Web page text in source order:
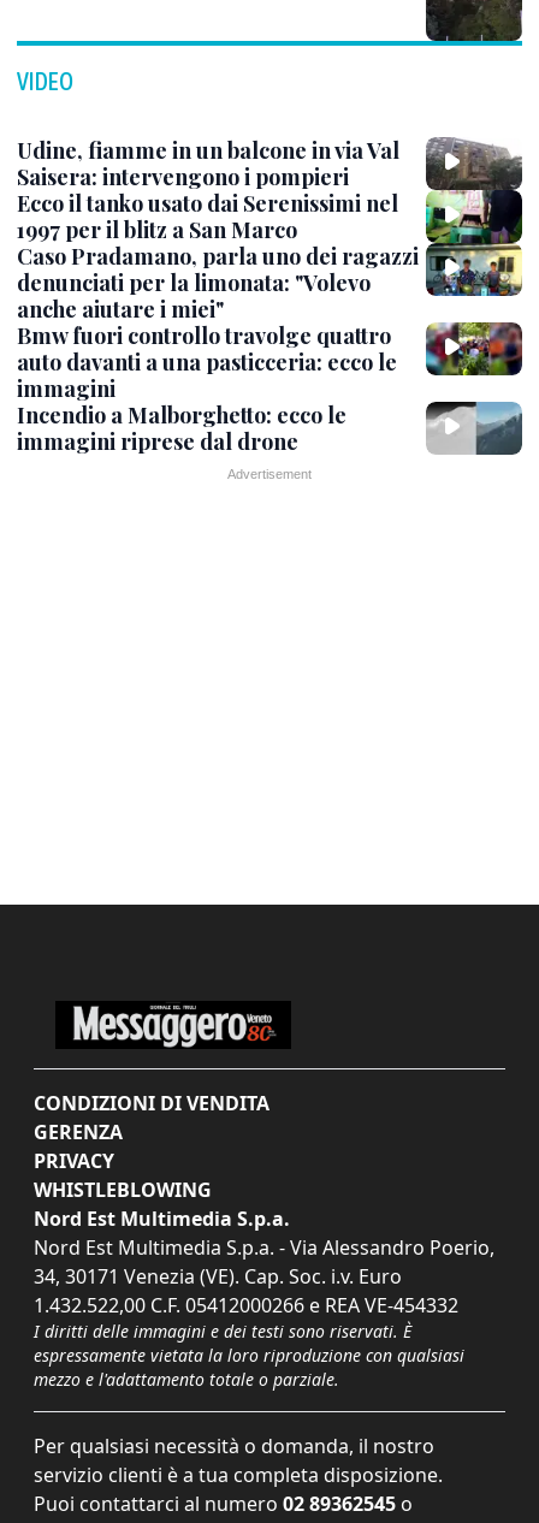
VIDEO
Udine, fiamme in un balcone in via Val
Saisera: intervengono i pompieri
Ecco il tanko usato dai Serenissimi nel
1997 per il blitz a San Marco
Caso Pradamano, parla uno dei ragazzi
denunciati per la limonata: "Volevo
anche aiutare i miei"
Bmw fuori controllo travolge quattro
auto davanti a una pasticceria: ecco le
immagini
Incendio a Malborghetto: ecco le
immagini riprese dal drone
CONDIZIONI DI VENDITA
GERENZA
PRIVACY
WHISTLEBLOWING
Nord Est Multimedia S.p.a.
Nord Est Multimedia S.p.a. - Via Alessandro Poerio,
34, 30171 Venezia (VE). Cap. Soc. i.v. Euro
1.432.522,00 C.F. 05412000266 e REA VE-454332
I diritti delle immagini e dei testi sono riservati. È
espressamente vietata la loro riproduzione con qualsiasi
mezzo e l'adattamento totale o parziale.
Per qualsiasi necessità o domanda, il nostro
servizio clienti è a tua completa disposizione.
Puoi contattarci al numero 02 89362545 o